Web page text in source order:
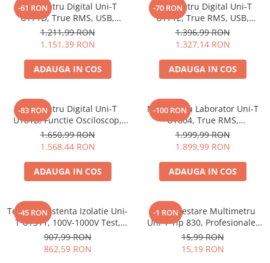
-61 RON
Multimetru Digital Uni-T
UT71D, True RMS, USB,
Autoscalare, Capacitate,
Frecventa, Factor de Umplere
1.211,99 RON
1.151,39 RON
ADAUGA IN COS
-70 RON
Multimetru Digital Uni-T
UT71E, True RMS, USB,
Autoscalare, Temperatura
1000°C, Masurare Putere
2500W, Frecventa
1.396,99 RON
1.327,14 RON
ADAUGA IN COS
-83 RON
Multimetru Digital Uni-T
UT81B, Functie Osciloscop,
USB, Capacitate, Frecventa
10MHz, Memorie 10 Ecrane,
Iluminare
1.650,99 RON
1.568,44 RON
ADAUGA IN COS
-100 RON
Multimetru Laborator Uni-T
UT804, True RMS,
Temperatura 1000°C,
Autoscalare, Data Logging,
Peak Hold, Frecventa 100kHz
1.999,99 RON
1.899,99 RON
ADAUGA IN COS
-45 RON
Tester Rezistenta Izolatie Uni-
T UT511, 100V-1000V Test,
Izolatie 10GOhm, Autoscalare,
Tensiune DC/AC, Iluminare
Fundal
907,99 RON
862,59 RON
-1 RON
Sonde Testare Multimetru
Uni-T Tip 830, Profesionale,
10A 1000V
15,99 RON
15,19 RON